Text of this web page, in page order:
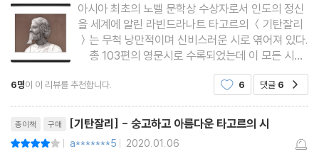
아시아 최초의 노벨 문학상 수상자로서 인도의 정신
을 세계에 알린 라빈드라나트 타고르의 ＜기탄잘리
＞는 무척 낭만적이며 신비스러운 시로 엮어져 있다.
총 103편의 영문시로 수록되었는데 이 모든 시들
은 ＜님＞을 향한 시가이다. 신의 본질에 대한 끝없
는 갈망과 물질세계에서 존재하는 모순과 혼돈 속에
시 전체에 흐르고
6명이 이 리뷰를 추천합니다. 6 댓글 6
종이책 구매 [기탄잘리] - 숭고하고 아름다운 타고르의 시
| a*******5 | 2020.01.06